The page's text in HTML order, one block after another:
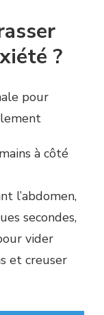
?
pour
à côté
l’abdomen,
secondes,
vider
et creuser